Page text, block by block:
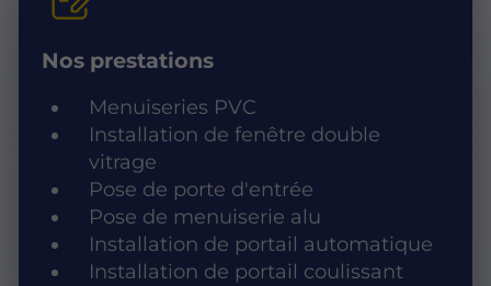
Nos prestations
Menuiseries PVC
Installation de fenêtre double
vitrage
Pose de porte d'entrée
Pose de menuiserie alu
Installation de portail automatique
Installation de portail coulissant